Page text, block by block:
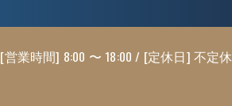
[営業時間] 8:00 〜 18:00 / [定休日] 不定休